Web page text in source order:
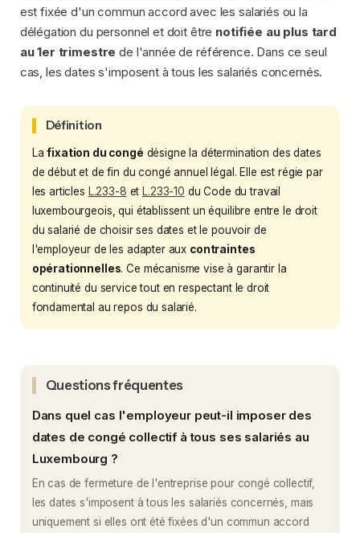
est fixée d'un commun accord avec les salariés ou la
délégation du personnel et doit être notifiée au plus tard
au 1er trimestre de l'année de référence. Dans ce seul
cas, les dates s'imposent à tous les salariés concernés.
Définition
Lafixation du congé désigne la détermination des dates
de début et de fin du congé annuel légal. Elle est régie par
les articles L.233-8 etL.233-10 du Code du travail
luxembourgeois, qui établissent un équilibre entre le droit
du salarié de choisir ses dates et le pouvoir de
l'employeur de les adapter aux contraintes
opérationnelles. Ce mécanisme vise à garantir la
continuité du service tout en respectant le droit
fondamental au repos du salarié.
Questions fréquentes
Dans quel cas l'employeur peut-il imposer des
dates de congé collectif à tous ses salariés au
Luxembourg ?
En cas de fermeture de l'entreprise pour congé collectif,
les dates s'imposent à tous les salariés concernés, mais
uniquement si elles ont été fixées d'un commun accord